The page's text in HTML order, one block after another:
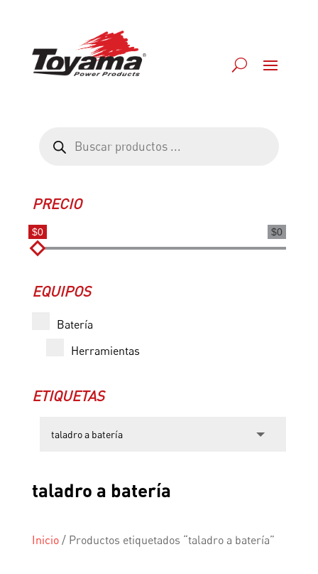
productos
PRECIO
$0
$0
EQUIPOS
Batería
Herramientas
ETIQUETAS
taladro a batería
Inicio/ Productos etiquetados “taladro a batería”